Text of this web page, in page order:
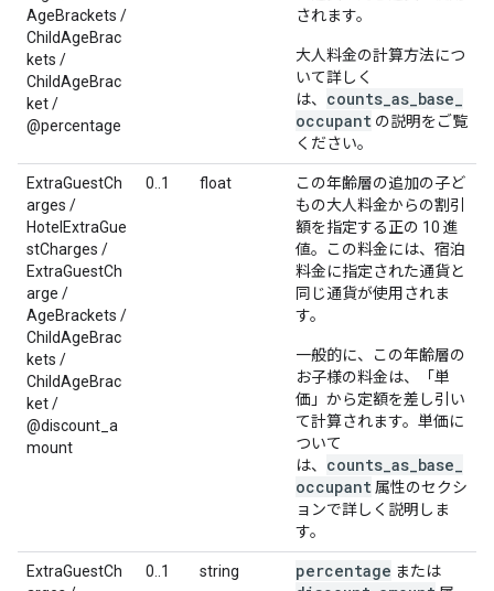
AgeBrackets /
ChildAgeBrac
kets /
ChildAgeBrac
ket /
@percentage
されます。
大人料金の計算方法につ
いて詳しく
は、 counts_as_base_
occupant の説明をご覧
ください。
ExtraGuestCh
arges /
HotelExtraGue
stCharges /
ExtraGuestCh
arge /
AgeBrackets /
ChildAgeBrac
kets /
ChildAgeBrac
ket /
@discount_a
mount
0..1 float
この年齢層の追加の子ど
もの大人料金からの割引
額を指定する正の 10 進
値。この料金には、宿泊
料金に指定された通貨と
同じ通貨が使用されま
す。
一般的に、この年齢層の
お子様の料金は、「単
価」から定額を差し引い
て計算されます。単価に
ついて
は、 counts_as_base_
occupant 属性のセクシ
ョンで詳しく説明しま
す。
ExtraGuestCh
0..1 string percentage または